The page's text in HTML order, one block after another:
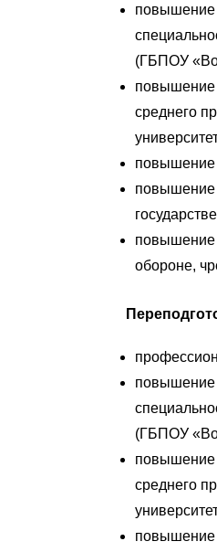
повышение
(ГБПОУ
повышение
среднего
повышение
повышение
повышение
обороне,
повышение
(ГБПОУ
повышение
среднего
повышение